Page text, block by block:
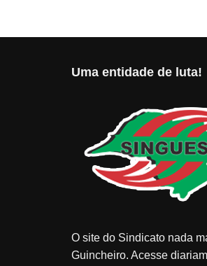
Uma entidade de luta!
O site do Sindicato nada
Guincheiro. Acesse